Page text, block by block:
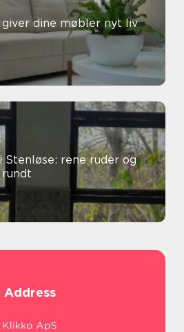
dine møbler nyt liv
Stenløse: rene ruder og
Address